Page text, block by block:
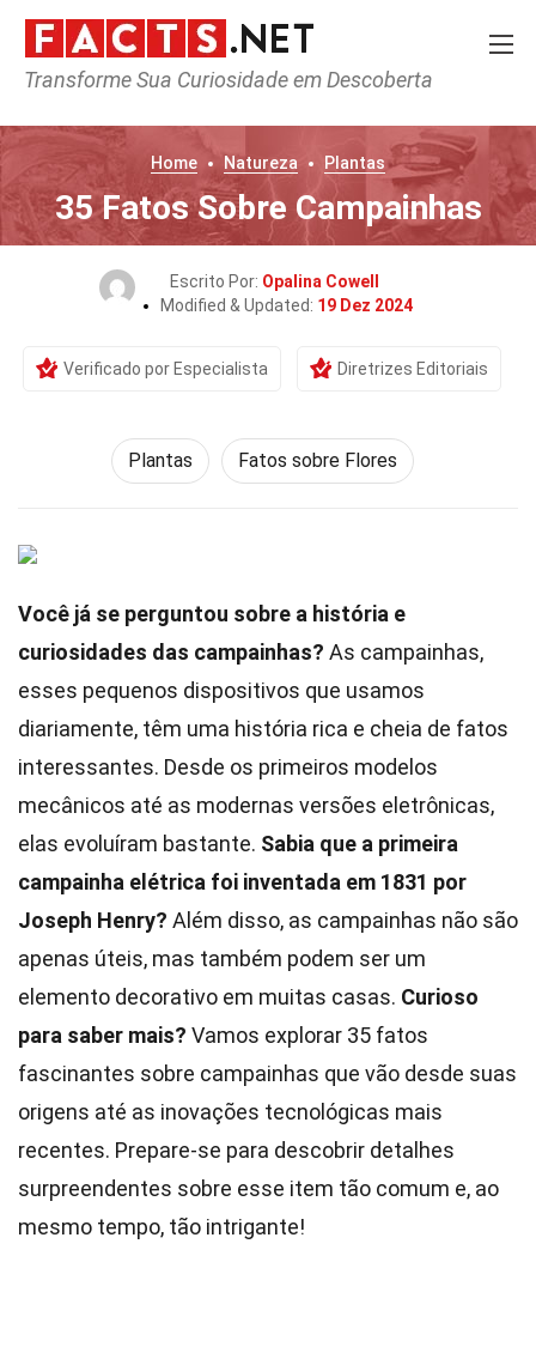
Transforme Sua Curiosidade em Descoberta
Home Natureza Plantas
35 Fatos Sobre Campainhas
Escrito Por: Opalina Cowell
Modified & Updated: 19 Dez 2024
Verificado por Especialista Diretrizes Editoriais
Plantas Fatos sobre Flores
Você já se perguntou sobre a história e
curiosidades das campainhas? As campainhas,
esses pequenos dispositivos que usamos
diariamente, têm uma história rica e cheia de fatos
interessantes. Desde os primeiros modelos
mecânicos até as modernas versões eletrônicas,
elas evoluíram bastante. Sabia que a primeira
campainha elétrica foi inventada em 1831 por
Joseph Henry? Além disso, as campainhas não são
apenas úteis, mas também podem ser um
elemento decorativo em muitas casas. Curioso
para saber mais? Vamos explorar 35 fatos
fascinantes sobre campainhas que vão desde suas
origens até as inovações tecnológicas mais
recentes. Prepare-se para descobrir detalhes
surpreendentes sobre esse item tão comum e, ao
mesmo tempo, tão intrigante!